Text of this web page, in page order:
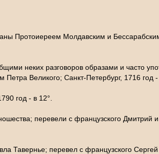
Протоиереем Молдавским и
неких разговоров образами и часто
Великого; Санкт-Петербург, 1716 год -
год - в 12°.
перевели с французского Дмитрий
Тавернье; перевел с французского Сергей